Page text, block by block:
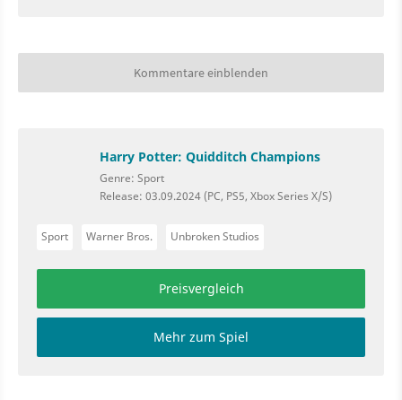
Kommentare einblenden
Harry Potter: Quidditch Champions
Genre: Sport
Release: 03.09.2024 (PC, PS5, Xbox Series X/S)
Sport Warner Bros. Unbroken Studios
Preisvergleich
Mehr zum Spiel